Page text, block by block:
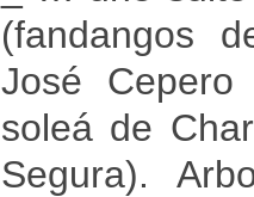
(fandangos
José
soleá de
Segura).